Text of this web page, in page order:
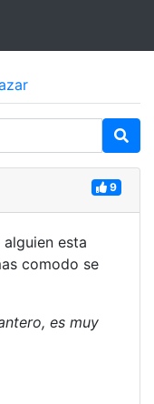
9
esta
comodo se
es muy